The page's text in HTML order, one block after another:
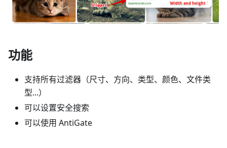
功能
支持所有过滤器（尺寸、方向、类型、颜色、文件类
型...）
可以设置安全搜索
可以使用 AntiGate